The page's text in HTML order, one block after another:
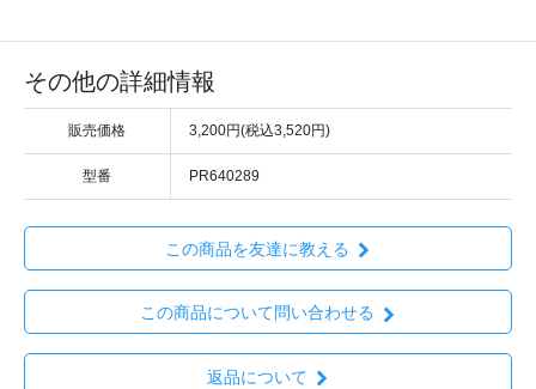
その他の詳細情報
販売価格 3,200円(税込3,520円)
型番 PR640289
この商品を友達に教える
この商品について問い合わせる
返品について